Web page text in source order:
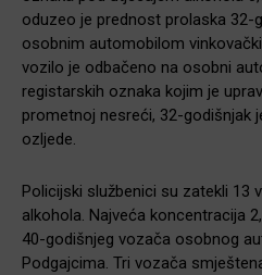
oduzeo je prednost prolaska 32-
osobnim automobilom
vozilo je odbačeno na osobni
registarskih oznaka kojim je
prometnoj nesreći, 32-godišnjak
ozljede.
Policijski službenici su zatekli 13
alkohola. Najveća koncentracija
40-godišnjeg vozača osobnog
Podgajcima. Tri vozača